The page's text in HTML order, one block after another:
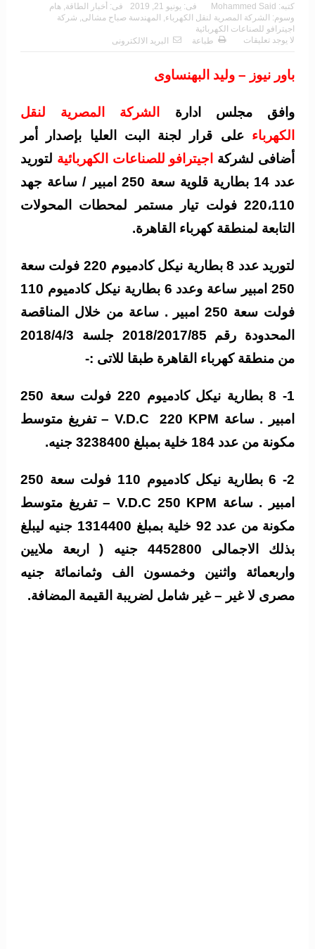
كتبه: Mohammed Said فى: يونيو 21, 2019 فى: أخبار الطاقة هام
وسوم: الشركة المصرية لنقل الكهرباء المهندسة صباح مشالى شركة
اجيترافو للصناعات الكهربائية
لا يوجد تعليقات
طباعة البريد الالكترونى
باور نيوز – وليد البهنساوى
وافق مجلس ادارة
الشركة المصرية لنقل
الكهرباء على قرار لجنة البت العليا بإصدار أمر
أضافى لشركة اجيترافو للصناعات الكهربائية لتوريد
عدد 14 بطارية قلوية سعة 250 امبير / ساعة جهد
220،110 فولت تيار مستمر لمحطات المحولات
التابعة لمنطقة كهرباء القاهرة.
لتوريد عدد 8 بطارية نيكل كادميوم 220 فولت سعة
250 امبير ساعة وعدد 6 بطارية نيكل كادميوم 110
فولت سعة 250 امبير . ساعة من خلال المناقصة
المحدودة رقم 2018/2017/85 جلسة 2018/4/3
من منطقة كهرباء القاهرة طبقا للاتى :-
1- 8 بطارية نيكل كادميوم 220 فولت سعة 250
امبير . ساعة V.D.C 220 KPM – تفريغ متوسط
مكونة من عدد 184 خلية بمبلغ 3238400 جنيه.
2- 6 بطارية نيكل كادميوم 110 فولت سعة 250
امبير . ساعة V.D.C 250 KPM – تفريغ متوسط
مكونة من عدد 92 خلية بمبلغ 1314400 جنيه ليبلغ
بذلك الاجمالى 4452800 جنيه ( اربعة ملايين
واربعمائة واثنين وخمسون الف وثمانمائة جنيه
مصرى لا غير – غير شامل لضريبة القيمة المضافة.